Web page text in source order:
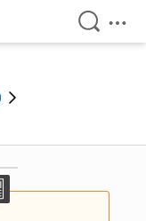
検索を
メ